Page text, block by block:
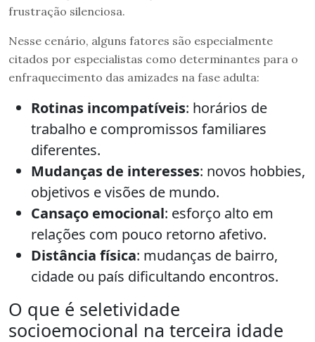
frustração silenciosa.
Nesse cenário, alguns fatores são especialmente
citados por especialistas como determinantes para o
enfraquecimento das amizades na fase adulta:
Rotinas incompatíveis: horários de
trabalho e compromissos familiares
diferentes.
Mudanças de interesses: novos hobbies,
objetivos e visões de mundo.
Cansaço emocional: esforço alto em
relações com pouco retorno afetivo.
Distância física: mudanças de bairro,
cidade ou país dificultando encontros.
O que é seletividade
socioemocional na terceira idade